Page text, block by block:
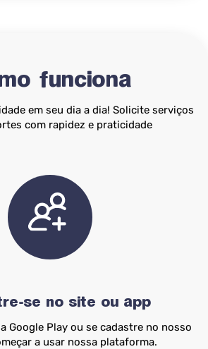
funciona
em seu dia a dia! Solicite serviços
com rapidez e praticidade
se no site ou app
Google Play ou se cadastre no nosso
a usar nossa plataforma.